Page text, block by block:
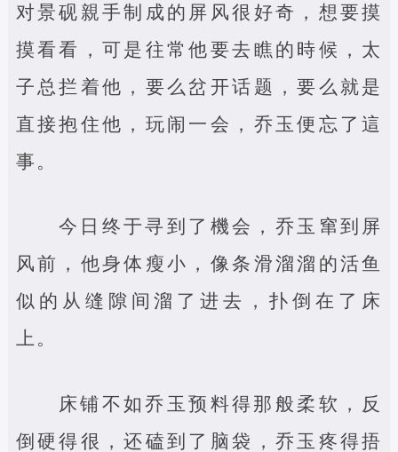
对景砚親手制成的屏风很好奇，想要摸
摸看看，可是往常他要去瞧的時候，太
子总拦着他，要么岔开话题，要么就是
直接抱住他，玩闹一会，乔玉便忘了這
事。
今日终于寻到了機会，乔玉窜到屏
风前，他身体瘦小，像条滑溜溜的活鱼
似的从缝隙间溜了进去，扑倒在了床
上。
床铺不如乔玉预料得那般柔软，反
倒硬得很，还磕到了脑袋，乔玉疼得捂